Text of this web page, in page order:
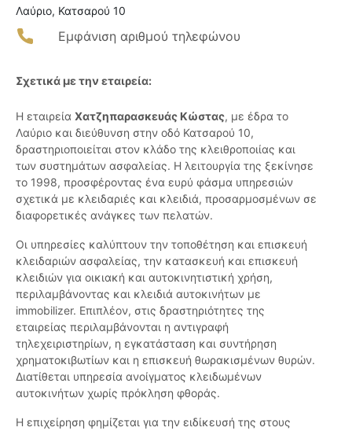
Λαύριο, Κατσαρού 10
Εμφάνιση αριθμού τηλεφώνου
Σχετικά με την εταιρεία:
Η εταιρεία Χατζηπαρασκευάς Κώστας, με έδρα το
Λαύριο και διεύθυνση στην οδό Κατσαρού 10,
δραστηριοποιείται στον κλάδο της κλειθροποιίας και
των συστημάτων ασφαλείας. Η λειτουργία της ξεκίνησε
το 1998, προσφέροντας ένα ευρύ φάσμα υπηρεσιών
σχετικά με κλειδαριές και κλειδιά, προσαρμοσμένων σε
διαφορετικές ανάγκες των πελατών.
Οι υπηρεσίες καλύπτουν την τοποθέτηση και επισκευή
κλειδαριών ασφαλείας, την κατασκευή και επισκευή
κλειδιών για οικιακή και αυτοκινητιστική χρήση,
περιλαμβάνοντας και κλειδιά αυτοκινήτων με
immobilizer. Επιπλέον, στις δραστηριότητες της
εταιρείας περιλαμβάνονται η αντιγραφή
τηλεχειριστηρίων, η εγκατάσταση και συντήρηση
χρηματοκιβωτίων και η επισκευή θωρακισμένων θυρών.
Διατίθεται υπηρεσία ανοίγματος κλειδωμένων
αυτοκινήτων χωρίς πρόκληση φθοράς.
Η επιχείρηση φημίζεται για την ειδίκευσή της στους